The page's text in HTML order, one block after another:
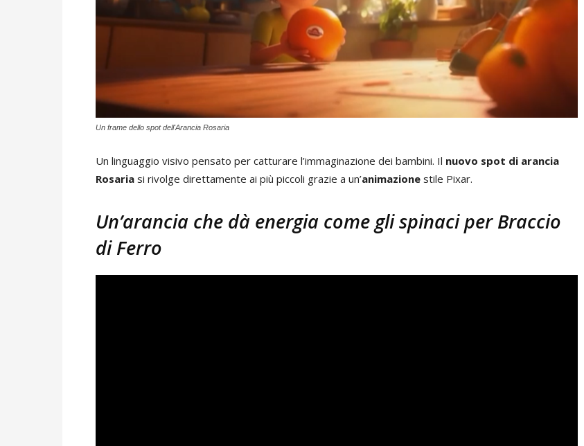
Un frame dello spot dell'Arancia Rosaria
Un linguaggio visivo pensato per catturare l’immaginazione dei bambini. Il nuovo spot di arancia
Rosaria si rivolge direttamente ai più piccoli grazie a un’animazione stile Pixar.
Un’arancia che dà energia come gli spinaci per Braccio
di Ferro